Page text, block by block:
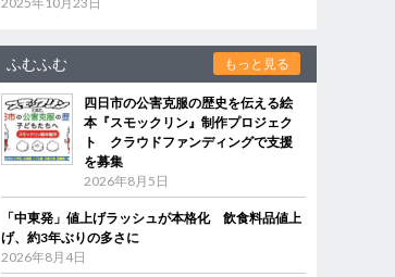
ふむふむ もっと見る
四日市の公害克服の歴史を伝える絵
本『スモックリン』制作プロジェク
ト クラウドファンディングで支援
を募集
2026年8月5日
「中東発」値上げラッシュが本格化 飲食料品値上
げ、約3年ぶりの多さに
2026年8月4日